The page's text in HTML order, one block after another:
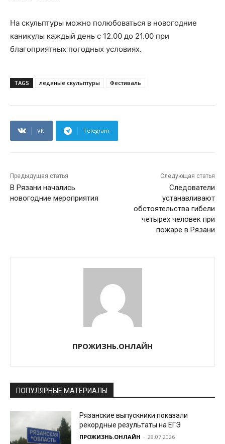
На скульптуры можно полюбоваться в новогодние
каникулы каждый день с 12.00 до 21.00 при
благоприятных погодных условиях.
TAGS ледяные скульптуры Фестиваль
VK Telegram
Предыдущая статья
В Рязани начались
новогодние мероприятия
Следующая статья
Следователи
устанавливают
обстоятельства гибели
четырех человек при
пожаре в Рязани
ПРОЖИЗНЬ.ОНЛАЙН
ПОПУЛЯРНЫЕ МАТЕРИАЛЫ
Рязанские выпускники показали
рекордные результаты на ЕГЭ
ПРОЖИЗНЬ.ОНЛАЙН - 29.07.2026